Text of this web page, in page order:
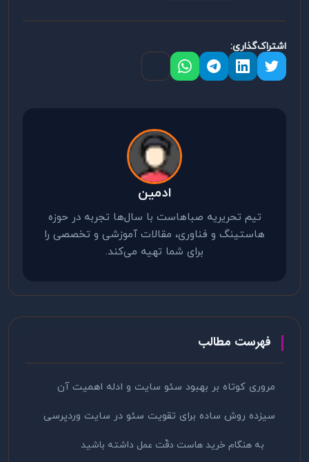
اشتراک‌گذاری:
ادمین
تیم تحریریه صباهاست با سال‌ها تجربه در حوزه
هاستینگ و فناوری، مقالات آموزشی و تخصصی را
برای شما تهیه می‌کند.
فهرست مطالب
مروری کوتاه بر بهبود سئو سایت و ادله اهمیت آن
سیزده روش ساده برای تقویت سئو در سایت وردپرسی
به هنگام خرید هاست دقّت عمل داشته باشید